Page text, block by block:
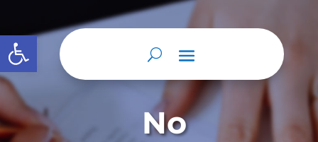
Abrir barra de herramientas
No